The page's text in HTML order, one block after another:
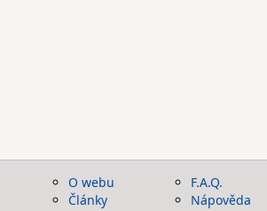
O webu
Články
F.A.Q.
Nápověda